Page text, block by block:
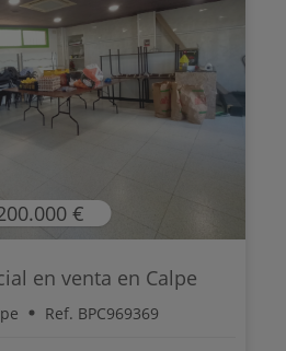
€
en venta en Calpe
Ref. BPC969369